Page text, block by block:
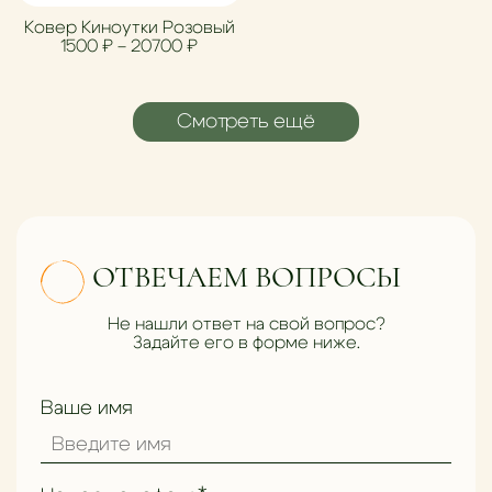
Ковер Киноутки Розовый
1500₽ – 20700₽Диапазон цен: 1500 ₽ – 20700 ₽
Смотреть ещё
ОТВЕЧАЕМ ВОПРОСЫ
Не нашли ответ на свой вопрос?
Задайте его в форме ниже.
Ваше имя